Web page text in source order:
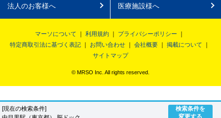
[現在の検索条件]
検索条件を
変更する
法人のお客様へ 医療施設様へ
マーソについて 利用規約
プライバシーポリシー
特定商取引法に基づく表記
お問い合わせ 会社概要
掲載について
サイトマップ
© MRSO Inc. All rights reserved.